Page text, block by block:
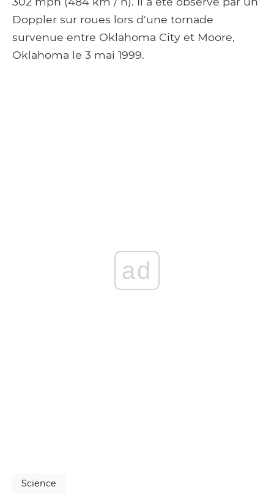
Doppler sur roues lors d'une tornade
survenue entre Oklahoma City et Moore,
Oklahoma le 3 mai 1999.
ad
Science